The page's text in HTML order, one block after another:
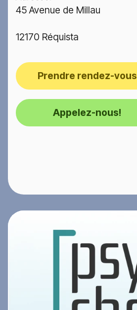
45 Avenue de Millau
12170 Réquista
Prendre rendez-vous
Appelez-nous!